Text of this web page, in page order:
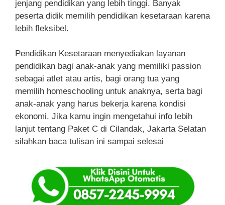
jenjang pendidikan yang lebih tinggi. Banyak
peserta didik memilih pendidikan kesetaraan karena
lebih fleksibel.
Pendidikan Kesetaraan menyediakan layanan
pendidikan bagi anak-anak yang memiliki passion
sebagai atlet atau artis, bagi orang tua yang
memilih homeschooling untuk anaknya, serta bagi
anak-anak yang harus bekerja karena kondisi
ekonomi. Jika kamu ingin mengetahui info lebih
lanjut tentang Paket C di Cilandak, Jakarta Selatan
silahkan baca tulisan ini sampai selesai